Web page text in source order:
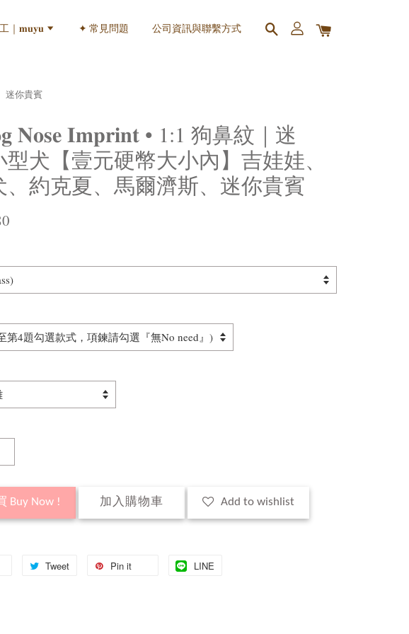
｜𝐦𝐮𝐲𝐮 ✦ 常見問題 公司資訊與聯繫方式
迷你貴賓
𝐍𝐨𝐬𝐞 𝐈𝐦𝐩𝐫𝐢𝐧𝐭 • 1:1 狗鼻紋｜迷
犬【壹元硬幣大小內】吉娃娃、
、約克夏、馬爾濟斯、迷你貴賓
Buy Now ! 加入購物車 Add to wishlist
Tweet Pin it LINE